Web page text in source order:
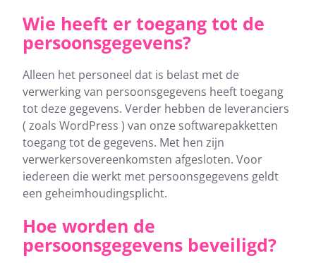
Wie heeft er toegang tot de
persoonsgegevens?
Alleen het personeel dat is belast met de
verwerking van persoonsgegevens heeft toegang
tot deze gegevens. Verder hebben de leveranciers
( zoals WordPress ) van onze softwarepakketten
toegang tot de gegevens. Met hen zijn
verwerkersovereenkomsten afgesloten. Voor
iedereen die werkt met persoonsgegevens geldt
een geheimhoudingsplicht.
Hoe worden de
persoonsgegevens beveiligd?